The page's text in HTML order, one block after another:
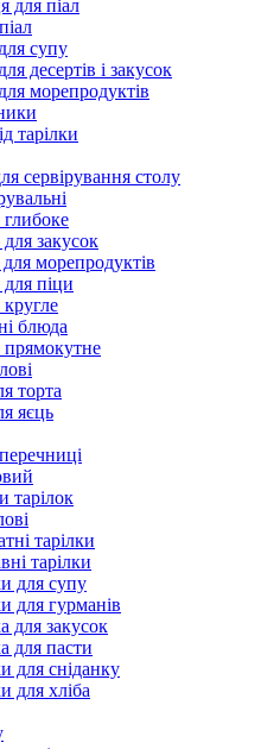
для піал
супу
десертів і закусок
морепродуктів
тарілки
сервірування столу
закусок
морепродуктів
піци
блюда
торта
яєць
тарілок
тарілки
тарілки
для супу
для гурманів
для закусок
для пасти
для сніданку
для хліба